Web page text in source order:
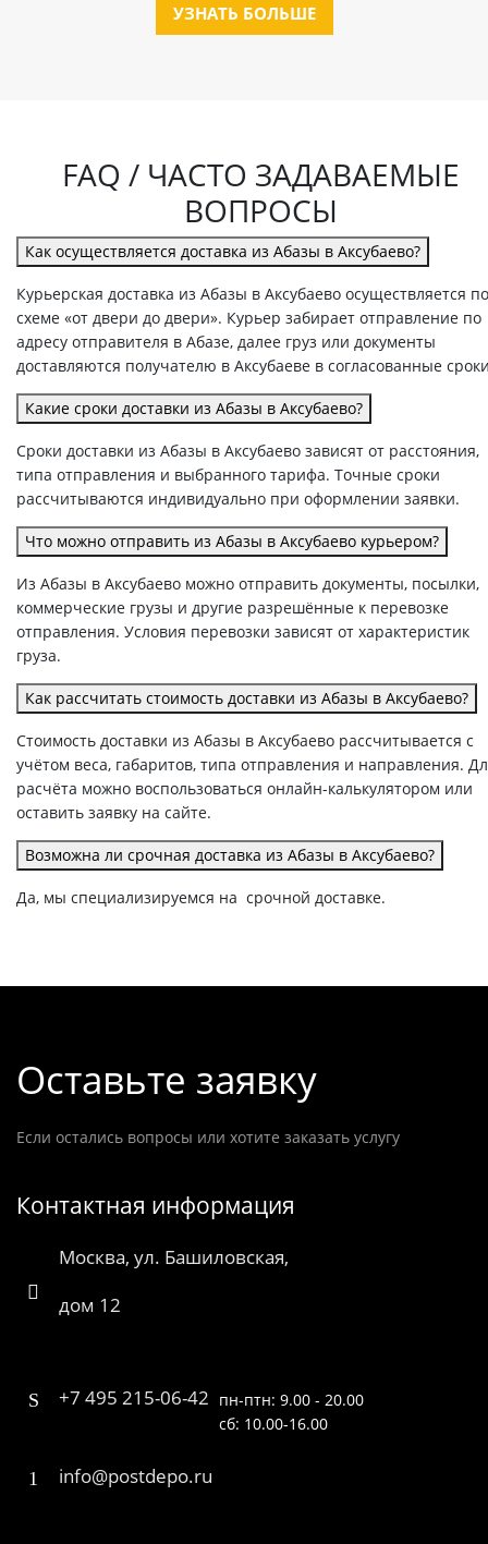
УЗНАТЬ БОЛЬШЕ
FAQ / ЧАСТО ЗАДАВАЕМЫЕ
ВОПРОСЫ
Как осуществляется доставка из Абазы в Аксубаево?
Курьерская доставка из Абазы в Аксубаево осуществляется по
схеме «от двери до двери». Курьер забирает отправление по
адресу отправителя в Абазе, далее груз или документы
доставляются получателю в Аксубаеве в согласованные
Какие сроки доставки из Абазы в Аксубаево?
Сроки доставки из Абазы в Аксубаево зависят от расстояния,
типа отправления и выбранного тарифа. Точные сроки
рассчитываются индивидуально при оформлении заявки.
Что можно отправить из Абазы в Аксубаево курьером?
Из Абазы в Аксубаево можно отправить документы, посылки,
коммерческие грузы и другие разрешённые к перевозке
отправления. Условия перевозки зависят от характеристик
груза.
Как рассчитать стоимость доставки из Абазы в Аксубаево?
Стоимость доставки из Абазы в Аксубаево рассчитывается с
учётом веса, габаритов, типа отправления и направления.
расчёта можно воспользоваться онлайн-калькулятором или
оставить заявку на сайте.
Возможна ли срочная доставка из Абазы в Аксубаево?
Да, мы специализируемся на срочной доставке.
Оставьте заявку
Если остались вопросы или хотите заказать услугу
Контактная информация
Москва, ул. Башиловская,
дом 12
+7 495 215-06-42 пн-птн: 9.00 - 20.00
сб: 10.00-16.00
info@postdepo.ru